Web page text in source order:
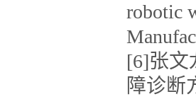
robotic
[6]张文
障诊断